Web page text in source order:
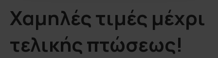
Χαμηλές τιμές μέχρι
τελικής πτώσεως!